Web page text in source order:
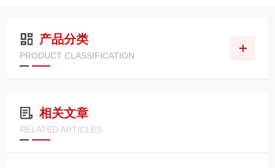
产品分类
PRODUCT CLASSIFICATION
相关文章
RELATED ARTICLES